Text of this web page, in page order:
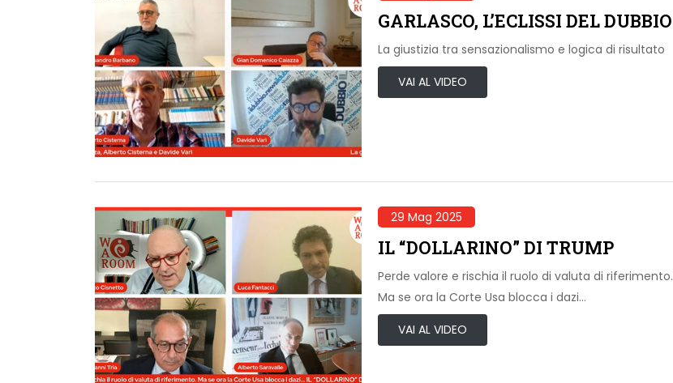
GARLASCO, L’ECLISSI DEL DUBBIO
La giustizia tra sensazionalismo e logica di risultato
VAI AL VIDEO
29 Mag 2025
IL “DOLLARINO” DI TRUMP
Perde valore e rischia il ruolo di valuta di riferimento.
Ma se ora la Corte Usa blocca i dazi…
VAI AL VIDEO